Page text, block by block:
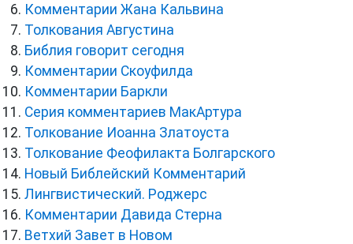
Комментарии Жана Кальвина
Толкования Августина
Библия говорит сегодня
Комментарии Скоуфилда
Комментарии Баркли
Серия комментариев МакАртура
Толкование Иоанна Златоуста
Толкование Феофилакта Болгарского
Новый Библейский Комментарий
Лингвистический. Роджерс
Комментарии Давида Стерна
Ветхий Завет в Новом